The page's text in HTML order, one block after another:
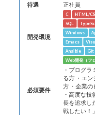
待遇 正社員
開発環境
C HTML/
SQL
Windows
Emacs
Ansible
Git
Web開発（フ
必須要件
・プログ
る方 ・エ
方 ・企業
・高度な
長を追求し
戦したい！